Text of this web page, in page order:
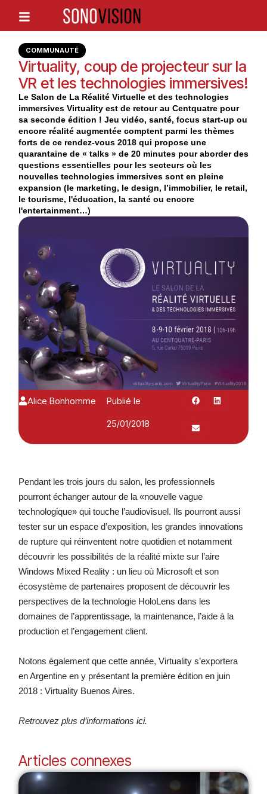
COMMUNAUTÉ
Virtuality, coup de projecteur sur la
VR et les technologies immersives!
Le Salon de La Réalité Virtuelle et des technologies
immersives Virtuality est de retour au Centquatre pour
sa seconde édition ! Jeu vidéo, santé, focus start-up ou
encore réalité augmentée comptent parmi les thèmes
forts de ce rendez-vous 2018 qui propose une
quarantaine de « talks » de 20 minutes pour aborder des
questions essentielles pour les secteurs où les
nouvelles technologies immersives sont en pleine
expansion (le marketing, le design, l’immobilier, le retail,
le tourisme, l'éducation, la santé ou encore
l'entertainment…)
Alice Bonhomme
Publié le
25/01/2018
Pendant les trois jours du salon, les professionnels
pourront échanger autour de la «nouvelle vague
technologique» qui touche l’audiovisuel. Ils pourront aussi
tester sur un espace d’exposition, les grandes innovations
de rupture qui réinventent notre quotidien et notamment
découvrir les possibilités de la réalité mixte sur l’aire
Windows Mixed Reality : un lieu où Microsoft et son
écosystème de partenaires proposent de découvrir les
perspectives de la technologie HoloLens dans les
domaines de l’apprentissage, la maintenance, l’aide à la
production et l’engagement client.
Notons également que cette année, Virtuality s’exportera
en Argentine en y présentant la première édition en juin
2018 : Virtuality Buenos Aires.
Retrouvez plus d’informations ici.
Articles connexes